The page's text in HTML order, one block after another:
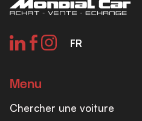
FR
Menu
Chercher une voiture